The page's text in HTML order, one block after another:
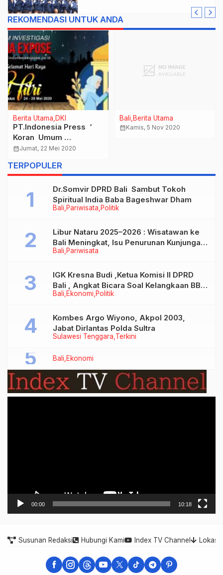
REKOMENDASI UNTUK ANDA
Berita Utama DKI
PT.Indonesia Press ‘
Koran Umum
Investigasi Indonesia
www.indonesiaexpose.co.id
“
calendar_monthJumat, 22 Mei 2020
Bali Berita Utama
calendar_monthKamis, 5 Nov 2020
TERPOPULER
Bali Pariwisata Politik
Dr.Somvir DPRD Bali Sambut Tokoh
Spiritual India Baba Bageshwar Dham
Bali Pariwisata
Libur Nataru 2025–2026 : Wisatawan ke
Bali Meningkat, Isu Penurunan Kunjungan
Tidak Benar
Bali Ekonomi Politik
IGK Kresna Budi ,Ketua Komisi II DPRD
Bali , Angkat Bicara Soal Kelangkaan BBM
Bersubsidi Jenis Solar
Sulawesi Tenggara Terkini
Kombes Argo Wiyono, Akpol 2003,
Jabat Dirlantas Polda Sultra
Bali Ekonomi
00:00 10:18
Susunan Redaksi Hubungi Kami Index TV Channel Lokasi